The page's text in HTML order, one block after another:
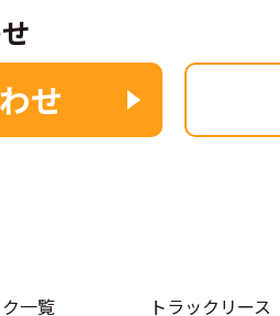
せ
一覧 トラックリース